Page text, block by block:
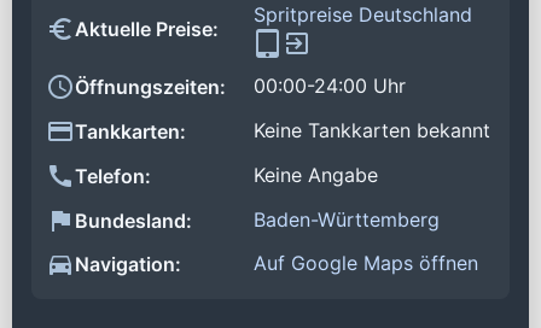
Aktuelle Preise:
Spritpreise Deutschland
Öffnungszeiten:
00:00-24:00 Uhr
Tankkarten:
Keine Tankkarten bekannt
Telefon:
Keine Angabe
Bundesland:
Baden-Württemberg
Navigation:
Auf Google Maps öffnen